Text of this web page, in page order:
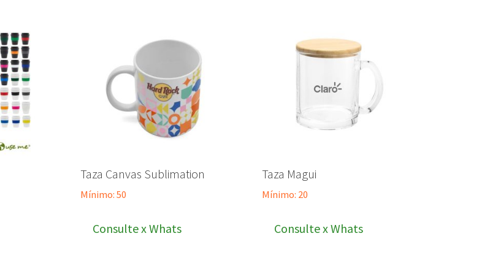
Taza Canvas Sublimation
Mínimo: 50
Consulte x Whats
Taza Magui
Mínimo: 20
Consulte x Whats